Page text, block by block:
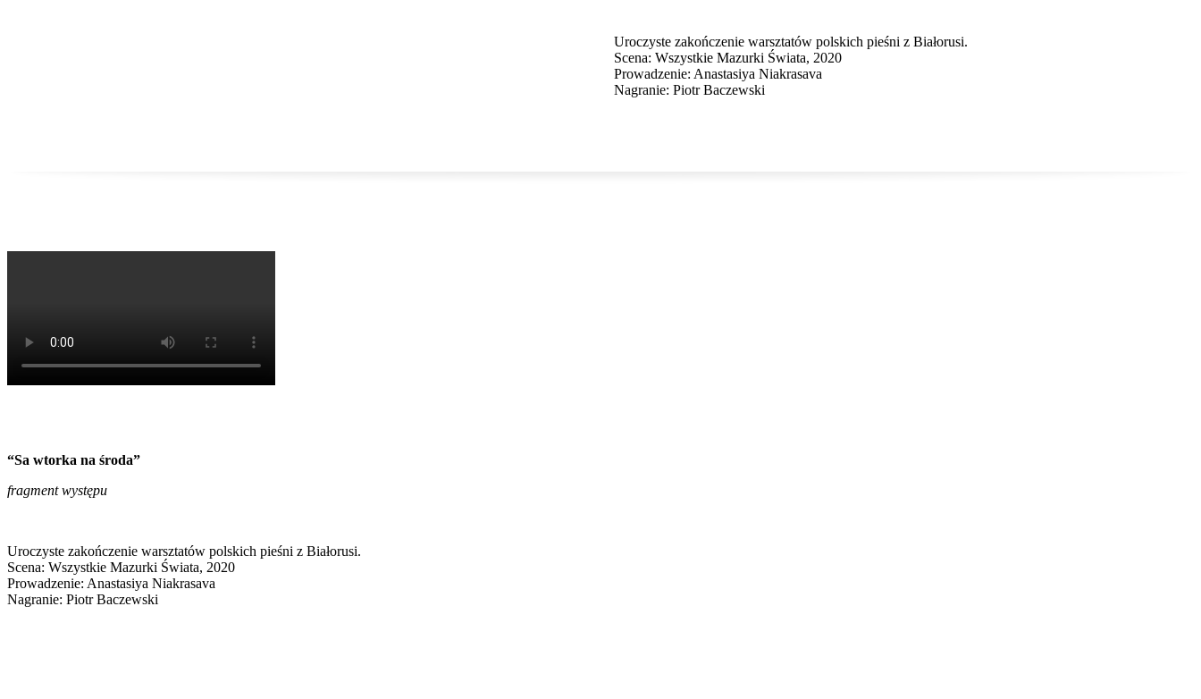
Uroczyste zakończenie warsztatów polskich pieśni z Białorusi.
Scena: Wszystkie Mazurki Świata, 2020
Prowadzenie: Anastasiya Niakrasava
Nagranie: Piotr Baczewski
“Sa wtorka na środa”
fragment występu
Uroczyste zakończenie warsztatów polskich pieśni z Białorusi.
Scena: Wszystkie Mazurki Świata, 2020
Prowadzenie: Anastasiya Niakrasava
Nagranie: Piotr Baczewski